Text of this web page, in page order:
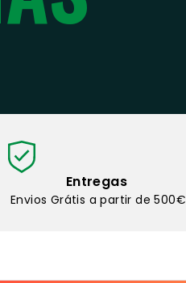
Entregas
Envios Grátis a partir de 500€